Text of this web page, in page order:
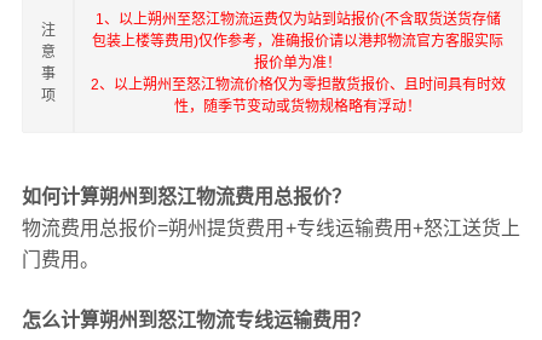
注
意
事
项
1、以上朔州至怒江物流运费仅为站到站报价(不含取货送货存储
包装上楼等费用)仅作参考，准确报价请以港邦物流官方客服实际
报价单为准！
2、以上朔州至怒江物流价格仅为零担散货报价、且时间具有时效
性，随季节变动或货物规格略有浮动！
如何计算朔州到怒江物流费用总报价？
物流费用总报价=朔州提货费用+专线运输费用+怒江送货上
门费用。
怎么计算朔州到怒江物流专线运输费用？